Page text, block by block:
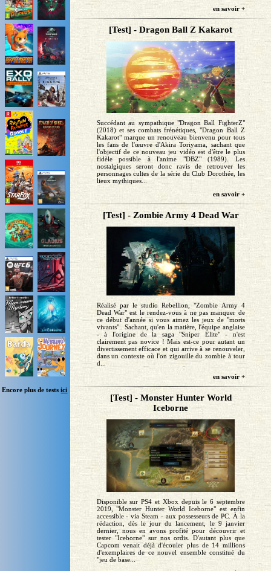
Encore plus de testsici
en savoir +
[Test] - Dragon Ball Z Kakarot
Succédant au sympathique "Dragon Ball FighterZ"
(2018) et ses combats frénétiques, "Dragon Ball Z
Kakarot" marque un renouveau bienvenu pour tous
les fans de l'œuvre d'Akira Toriyama, sachant que
l'objectif de ce nouveau jeu vidéo est d'être le plus
fidèle possible à l'anime "DBZ" (1989). Les
nostalgiques seront donc ravis de retrouver les
personnages cultes de la série du Club Dorothée, les
lieux mythiques...
en savoir +
[Test] - Zombie Army 4 Dead War
Réalisé par le studio Rebellion, "Zombie Army 4
Dead War" est le rendez-vous à ne pas manquer de
ce début d'année si vous aimez les jeux de "morts
vivants".. Sachant, qu'en la matière, l'équipe anglaise
- à l'origine de la saga "Sniper Elite" - n'est
clairement pas novice ! Mais est-ce pour autant un
divertissement efficace et qui arrive à se renouveler,
dans un contexte où l'on zigouille du zombie à tour
d...
en savoir +
[Test] - Monster Hunter World
Iceborne
Disponible sur PS4 et Xbox depuis le 6 septembre
2019, "Monster Hunter World Iceborne" est enfin
accessible - via Steam - aux possesseurs de PC. À la
rédaction, dès le jour du lancement, le 9 janvier
dernier, nous en avons profité pour découvrir et
tester "Iceborne" sur nos ordis. D'autant plus que
Capcom venait déjà d'écouler plus de 14 millions
d'exemplaires de ce nouvel ensemble constitué du
"jeu de base...